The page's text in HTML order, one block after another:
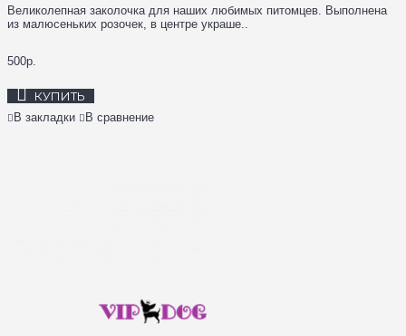
Великолепная заколочка для наших любимых питомцев. Выполнена
из малюсеньких розочек, в центре украше..
500р.
КУПИТЬ
В закладки В сравнение